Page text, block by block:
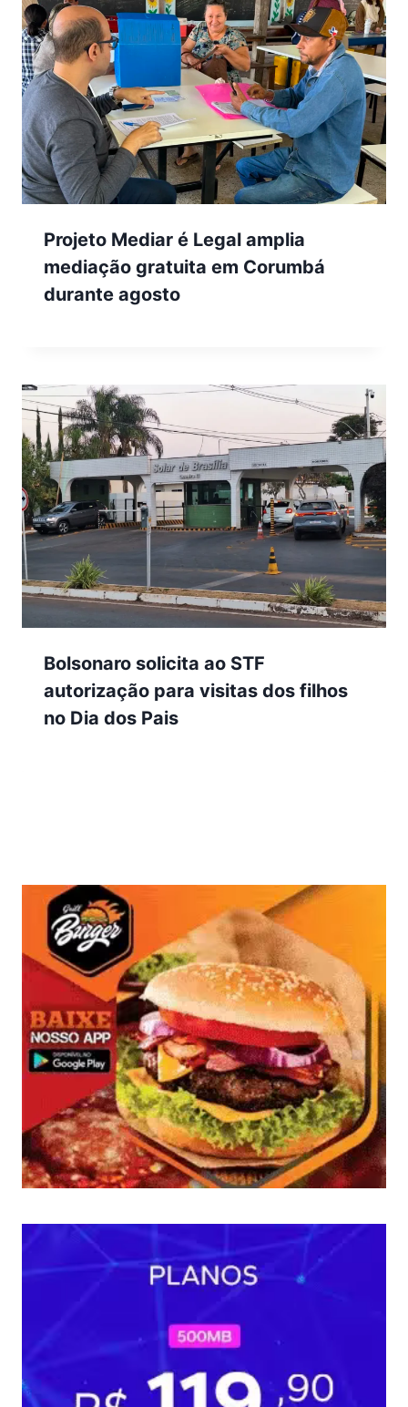
Projeto Mediar é Legal amplia
mediação gratuita em Corumbá
durante agosto
Bolsonaro solicita ao STF
autorização para visitas dos filhos
no Dia dos Pais